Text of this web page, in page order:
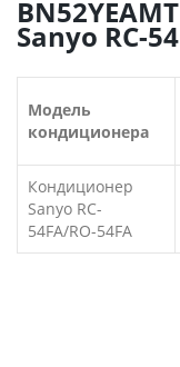
Sanyo RC-
Модель
кондиционера
Кондиционер
Sanyo RC-
54FA/RO-54FA